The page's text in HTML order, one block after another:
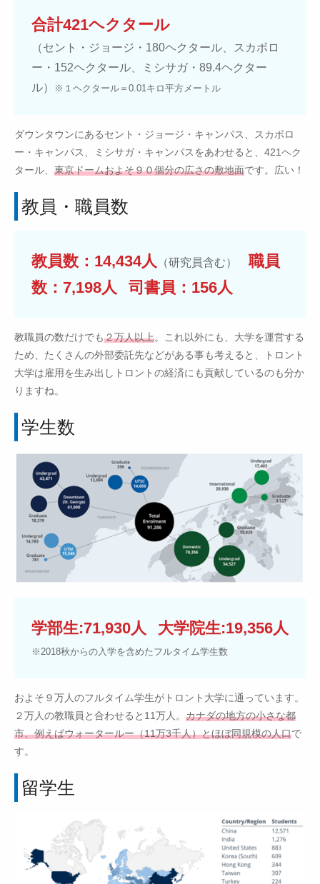
合計421ヘクタール
（セント・ジョージ・180ヘクタール、スカボロ
ー・152ヘクタール、ミシサガ・89.4ヘクター
ル）
※１ヘクタール＝0.01キロ平方メートル
ダウンタウンにあるセント・ジョージ・キャンパス、スカボロ
ー・キャンパス、ミシサガ・キャンパスをあわせると、421ヘク
タール、 東京ドームおよそ９０個分の広さの敷地面です。広い！
教員・職員数
教員数：14,434人 （研究員含む） 職員
数：7,198人
司書員：156人
教職員の数だけでも２万人以上。これ以外にも、大学を運営する
ため、たくさんの外部委託先などがある事も考えると、トロント
大学は雇用を生み出しトロントの経済にも貢献しているのも分か
りますね。
学生数
学部生:71,930人 大学院生:19,356人
※2018秋からの入学を含めたフルタイム学生数
およそ９万人のフルタイム学生がトロント大学に通っています。
２万人の教職員と合わせると11万人。 カナダの地方の小さな都
市、例えばウォータールー（11万3千人）とほぼ同規模の人口で
す。
留学生